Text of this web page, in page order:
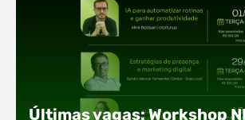
Últimas vagas: Workshop